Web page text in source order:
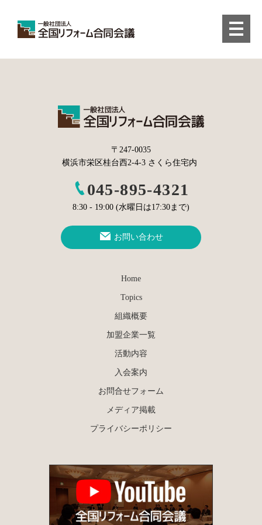
〒247-0035
横浜市栄区桂台西2-4-3 さくら住宅内
045-895-4321
8:30 - 19:00 (水曜日は17:30まで)
お問い合わせ
Home
Topics
組織概要
加盟企業一覧
活動内容
入会案内
お問合せフォーム
メディア掲載
プライバシーポリシー